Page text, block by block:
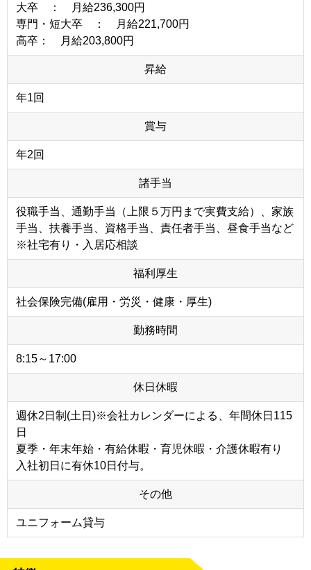
大卒 ： 月給236,300円
専門・短大卒 ： 月給221,700円
高卒： 月給203,800円
昇給
年1回
賞与
年2回
諸手当
役職手当、通勤手当（上限５万円まで実費支給）、家族
手当、扶養手当、資格手当、責任者手当、昼食手当など
※社宅有り・入居応相談
福利厚生
社会保険完備(雇用・労災・健康・厚生)
勤務時間
8:15～17:00
休日休暇
週休2日制(土日)※会社カレンダーによる、年間休日115
日
夏季・年末年始・有給休暇・育児休暇・介護休暇有り
入社初日に有休10日付与。
その他
ユニフォーム貸与